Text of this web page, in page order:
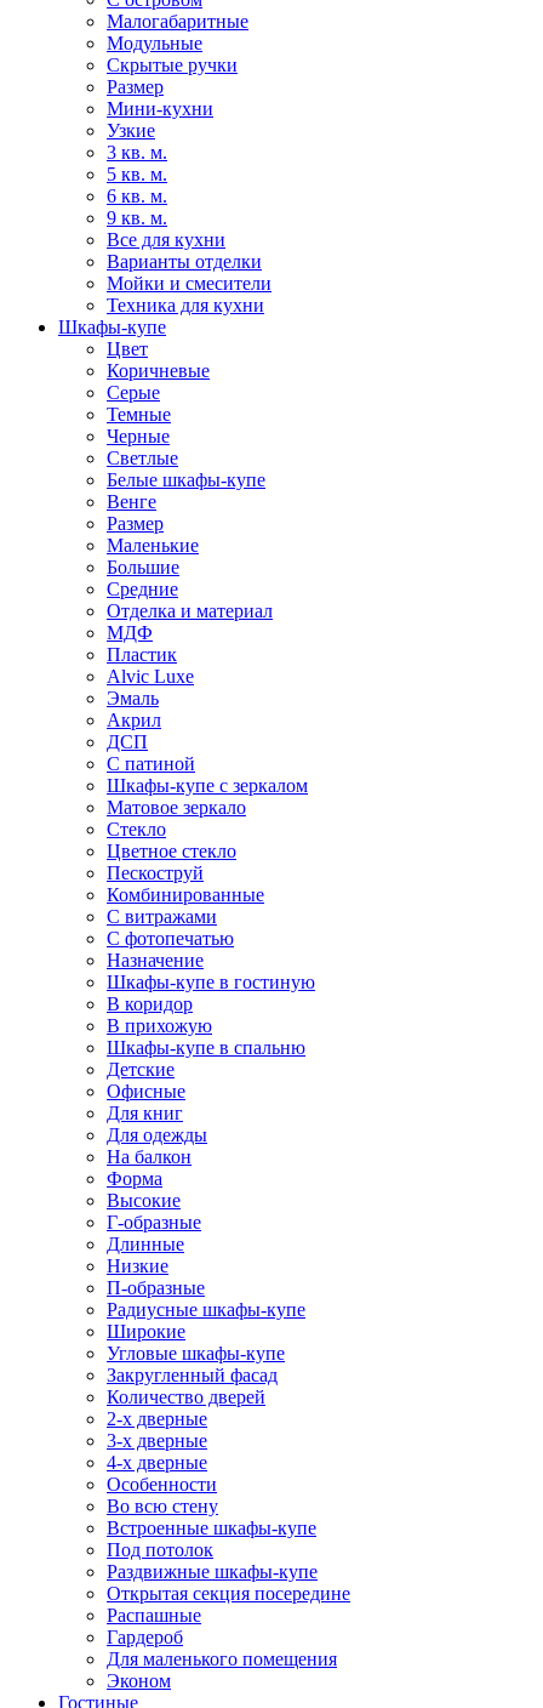
Малогабаритные
Модульные
Скрытые ручки
Размер
Мини-кухни
Узкие
3 кв. м.
5 кв. м.
6 кв. м.
9 кв. м.
Все для кухни
Варианты отделки
Мойки и смесители
Техника для кухни
Шкафы-купе
Цвет
Коричневые
Серые
Темные
Черные
Светлые
Белые шкафы-купе
Венге
Размер
Маленькие
Большие
Средние
Отделка и материал
МДФ
Пластик
Alvic Luxe
Эмаль
Акрил
ДСП
С патиной
Шкафы-купе с зеркалом
Матовое зеркало
Стекло
Цветное стекло
Пескоструй
Комбинированные
С витражами
С фотопечатью
Назначение
Шкафы-купе в гостиную
В коридор
В прихожую
Шкафы-купе в спальню
Детские
Офисные
Для книг
Для одежды
На балкон
Форма
Высокие
Г-образные
Длинные
Низкие
П-образные
Радиусные шкафы-купе
Широкие
Угловые шкафы-купе
Закругленный фасад
Количество дверей
2-х дверные
3-х дверные
4-х дверные
Особенности
Во всю стену
Встроенные шкафы-купе
Под потолок
Раздвижные шкафы-купе
Открытая секция посередине
Распашные
Гардероб
Для маленького помещения
Эконом
Гостиные